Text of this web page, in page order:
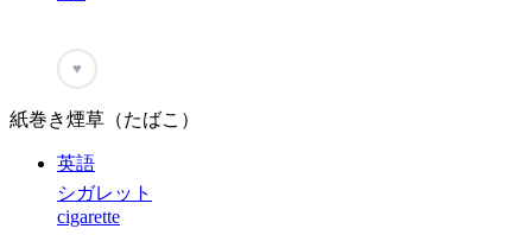
♥
紙巻き煙草（たばこ）
英語
シガレット
cigarette